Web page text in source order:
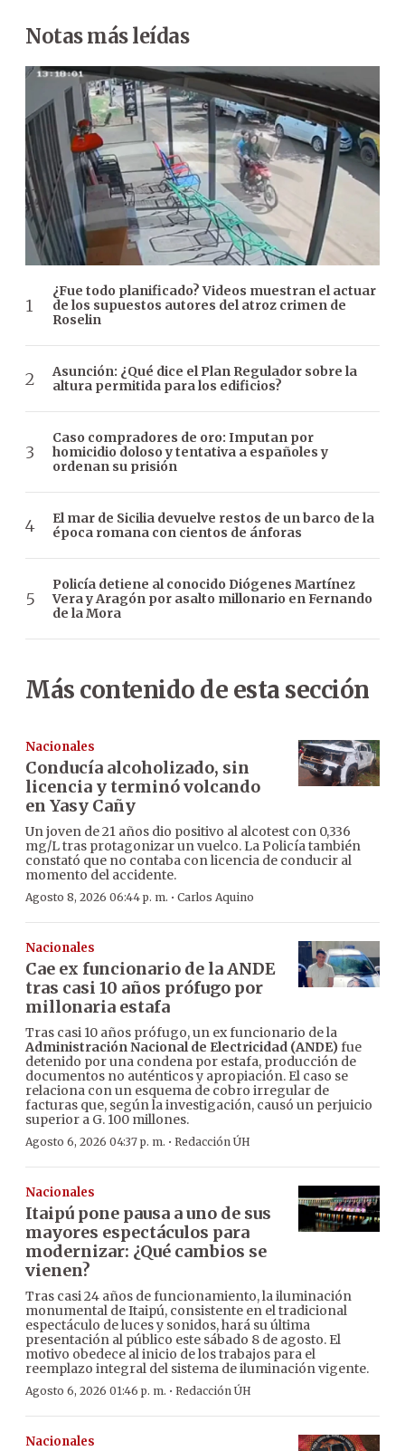
Notas más leídas
¿Fue todo planificado? Videos muestran el actuar
de los supuestos autores del atroz crimen de
Roselin
Asunción: ¿Qué dice el Plan Regulador sobre la
altura permitida para los edificios?
Caso compradores de oro: Imputan por
homicidio doloso y tentativa a españoles y
ordenan su prisión
El mar de Sicilia devuelve restos de un barco de la
época romana con cientos de ánforas
Policía detiene al conocido Diógenes Martínez
Vera y Aragón por asalto millonario en Fernando
de la Mora
Más contenido de esta sección
Nacionales
Conducía alcoholizado, sin
licencia y terminó volcando
en Yasy Cañy
Un joven de 21 años dio positivo al alcotest con 0,336
mg/L tras protagonizar un vuelco. La Policía también
constató que no contaba con licencia de conducir al
momento del accidente.
Agosto 8, 2026 06:44 p. m. · Carlos Aquino
Nacionales
Cae ex funcionario de la ANDE
tras casi 10 años prófugo por
millonaria estafa
Tras casi 10 años prófugo, un ex funcionario de la
Administración Nacional de Electricidad (ANDE)fue
detenido por una condena por estafa, producción de
documentos no auténticos y apropiación. El caso se
relaciona con un esquema de cobro irregular de
facturas que, según la investigación, causó un perjuicio
superior a G. 100 millones.
Agosto 6, 2026 04:37 p. m. · Redacción ÚH
Nacionales
Itaipú pone pausa a uno de sus
mayores espectáculos para
modernizar: ¿Qué cambios se
vienen?
Tras casi 24 años de funcionamiento, la iluminación
monumental de Itaipú, consistente en el tradicional
espectáculo de luces y sonidos, hará su última
presentación al público este sábado 8 de agosto. El
motivo obedece al inicio de los trabajos para el
reemplazo integral del sistema de iluminación vigente.
Agosto 6, 2026 01:46 p. m. · Redacción ÚH
Nacionales